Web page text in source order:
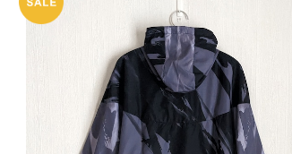
一点物 ウィンドブレーカー ハーフジップ 02
A_★税込・送料込★翌日発送可能商品
¥7,700